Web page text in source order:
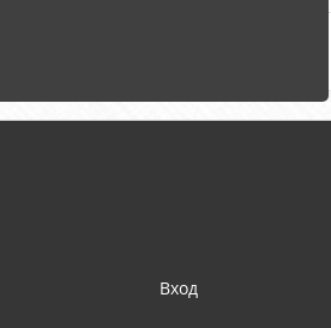
Вход